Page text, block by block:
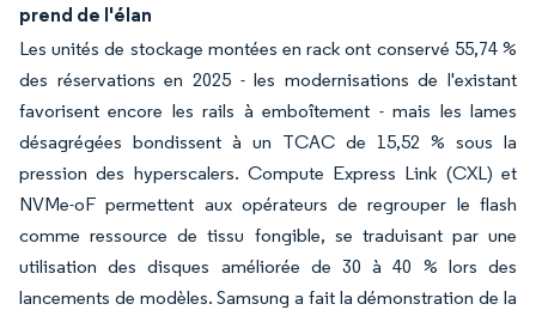
prend de l'élan
Les unités de stockage montées en rack ont conservé 55,74 %
des réservations en 2025 - les modernisations de l'existant
favorisent encore les rails à emboîtement - mais les lames
désagrégées bondissent à un TCAC de 15,52 % sous la
pression des hyperscalers. Compute Express Link (CXL) et
NVMe-oF permettent aux opérateurs de regrouper le flash
comme ressource de tissu fongible, se traduisant par une
utilisation des disques améliorée de 30 à 40 % lors des
lancements de modèles. Samsung a fait la démonstration de la